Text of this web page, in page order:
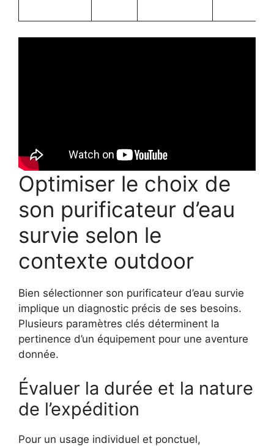
Optimiser le choix de
son purificateur d’eau
survie selon le
contexte outdoor
Bien sélectionner son purificateur d’eau survie
implique un diagnostic précis de ses besoins.
Plusieurs paramètres clés déterminent la
pertinence d’un équipement pour une aventure
donnée.
Évaluer la durée et la nature
de l’expédition
Pour un usage individuel et ponctuel,